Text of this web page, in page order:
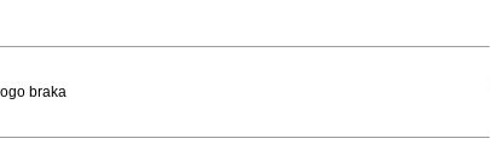
braka